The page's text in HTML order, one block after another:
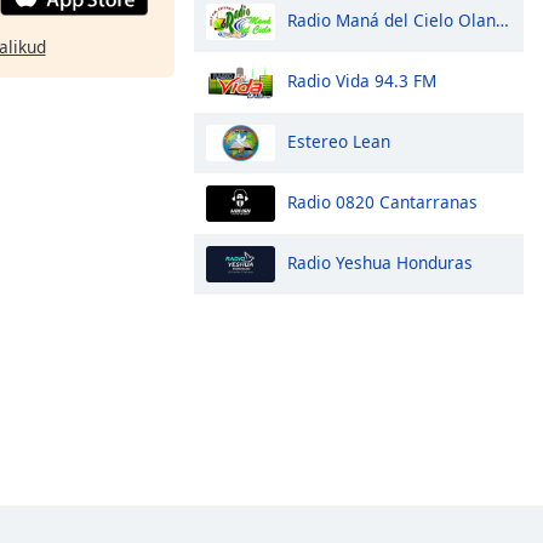
Radio Maná del Cielo Olanchito
Radio Vida 94.3 FM
Estereo Lean
Radio 0820 Cantarranas
Radio Yeshua Honduras